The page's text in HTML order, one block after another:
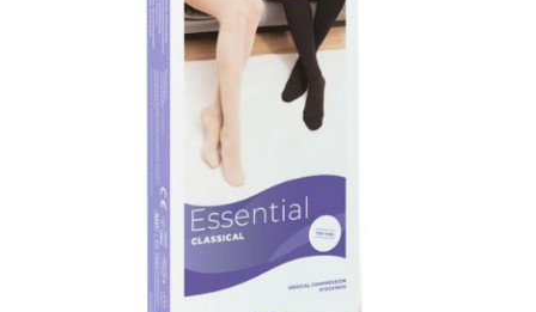
oggi!